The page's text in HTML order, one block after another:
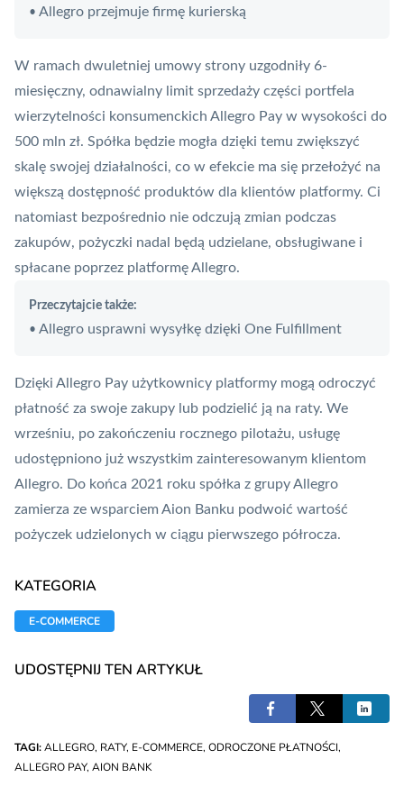
• Allegro przejmuje firmę kurierską
W ramach dwuletniej umowy strony uzgodniły 6-
miesięczny, odnawialny limit sprzedaży części portfela
wierzytelności konsumenckich Allegro Pay w wysokości do
500 mln zł. Spółka będzie mogła dzięki temu zwiększyć
skalę swojej działalności, co w efekcie ma się przełożyć na
większą dostępność produktów dla klientów platformy. Ci
natomiast bezpośrednio nie odczują zmian podczas
zakupów, pożyczki nadal będą udzielane, obsługiwane i
spłacane poprzez platformę Allegro.
Przeczytajcie także:
• Allegro usprawni wysyłkę dzięki One Fulfillment
Dzięki Allegro Pay użytkownicy platformy mogą odroczyć
płatność za swoje zakupy lub podzielić ją na raty. We
wrześniu, po zakończeniu rocznego pilotażu, usługę
udostępniono już wszystkim zainteresowanym klientom
Allegro. Do końca 2021 roku spółka z grupy Allegro
zamierza ze wsparciem Aion Banku podwoić wartość
pożyczek udzielonych w ciągu pierwszego półrocza.
KATEGORIA
E-COMMERCE
UDOSTĘPNIJ TEN ARTYKUŁ
TAGI:ALLEGRO, RATY, E-COMMERCE, ODROCZONE PŁATNOŚCI,
ALLEGRO PAY, AION BANK